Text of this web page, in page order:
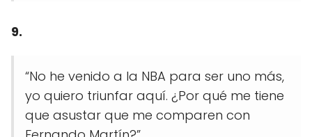
9.
“No he venido a la NBA para ser uno más,
yo quiero triunfar aquí. ¿Por qué me tiene
que asustar que me comparen con